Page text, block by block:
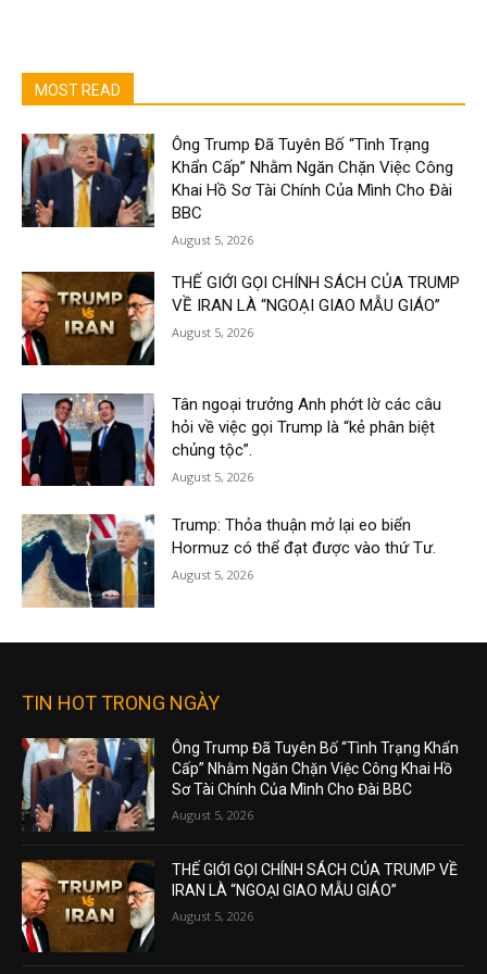
MOST READ
Ông Trump Đã Tuyên Bố “Tình Trạng
Khẩn Cấp” Nhằm Ngăn Chặn Việc Công
Khai Hồ Sơ Tài Chính Của Mình Cho Đài
BBC
August 5, 2026
THẾ GIỚI GỌI CHÍNH SÁCH CỦA TRUMP
VỀ IRAN LÀ “NGOẠI GIAO MẪU GIÁO”
August 5, 2026
Tân ngoại trưởng Anh phớt lờ các câu
hỏi về việc gọi Trump là “kẻ phân biệt
chủng tộc”.
August 5, 2026
Trump: Thỏa thuận mở lại eo biển
Hormuz có thể đạt được vào thứ Tư.
August 5, 2026
TIN HOT TRONG NGÀY
Ông Trump Đã Tuyên Bố “Tình Trạng Khẩn
Cấp” Nhằm Ngăn Chặn Việc Công Khai Hồ
Sơ Tài Chính Của Mình Cho Đài BBC
August 5, 2026
THẾ GIỚI GỌI CHÍNH SÁCH CỦA TRUMP VỀ
IRAN LÀ “NGOẠI GIAO MẪU GIÁO”
August 5, 2026